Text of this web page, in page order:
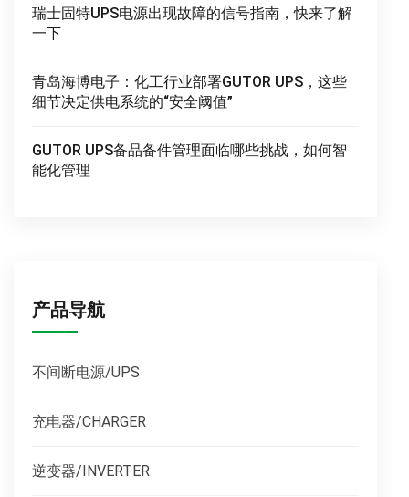
瑞士固特UPS电源出现故障的信号指南，快来了解
一下
青岛海博电子：化工行业部署GUTOR UPS，这些
细节决定供电系统的“安全阈值”
GUTOR UPS备品备件管理面临哪些挑战，如何智
能化管理
产品导航
不间断电源/UPS
充电器/CHARGER
逆变器/INVERTER